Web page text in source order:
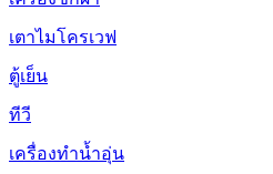
เตาไมโครเวฟ
ตู้เย็น
ทีวี
เครื่องทำน้ำอุ่น